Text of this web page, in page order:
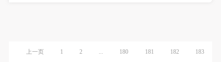
上一页 1 2 ... 180 181 182 183